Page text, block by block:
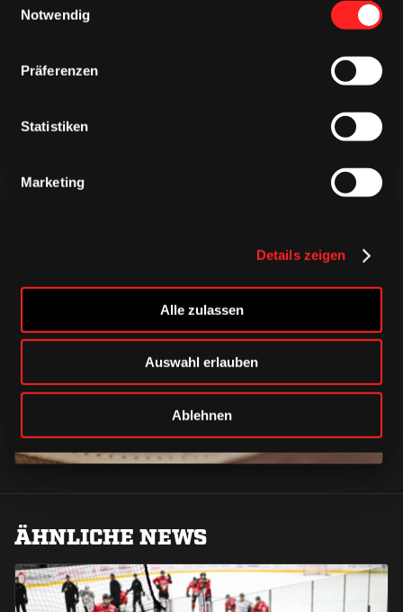
Notwendig
Präferenzen
Statistiken
Marketing
Details zeigen
Alle zulassen
Auswahl erlauben
Ablehnen
CAPS & CO
CAPS & CO
CAPS & CO
ÄHNLICHE NEWS